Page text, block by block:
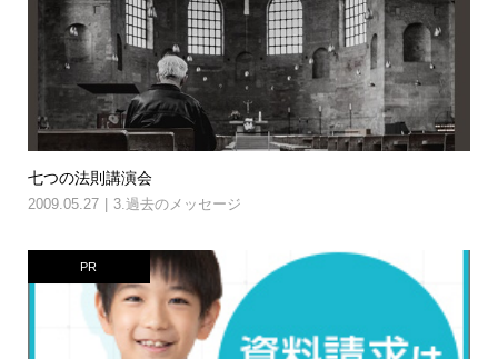
七つの法則講演会
2009.05.27 3.過去のメッセージ
PR